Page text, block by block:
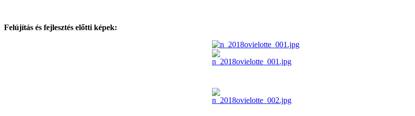
Felújítás és fejlesztés előtti képek: